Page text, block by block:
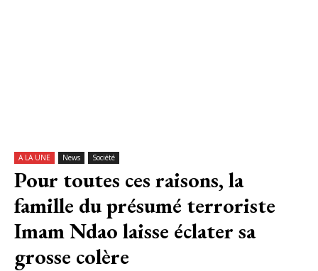
A LA UNE News Société
Pour toutes ces raisons, la
famille du présumé terroriste
Imam Ndao laisse éclater sa
grosse colère